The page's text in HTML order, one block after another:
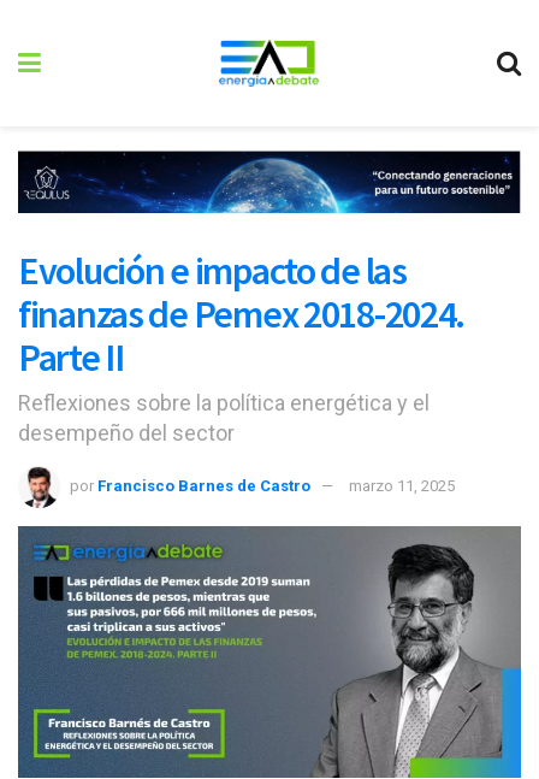
Evolución e impacto de las
finanzas de Pemex 2018-2024.
Parte II
Reflexiones sobre la política energética y el
desempeño del sector
por Francisco Barnes de Castro marzo 11, 2025